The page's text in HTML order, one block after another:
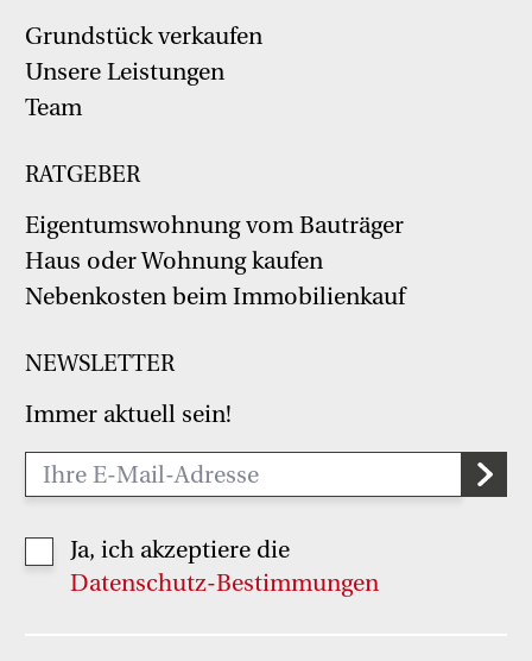
Grundstück verkaufen
Unsere Leistungen
Team
RATGEBER
Eigentumswohnung vom Bauträger
Haus oder Wohnung kaufen
Nebenkosten beim Immobilienkauf
NEWSLETTER
Immer aktuell sein!
Ja, ich akzeptiere die
Datenschutz-Bestimmungen